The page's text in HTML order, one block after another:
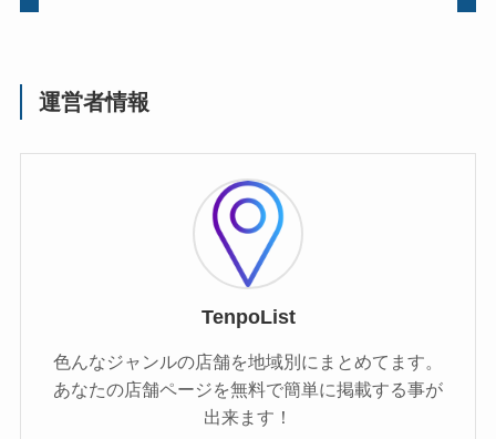
運営者情報
TenpoList
色んなジャンルの店舗を地域別にまとめてます。
あなたの店舗ページを無料で簡単に掲載する事が
出来ます！